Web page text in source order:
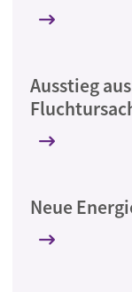
Ausstieg
Neue